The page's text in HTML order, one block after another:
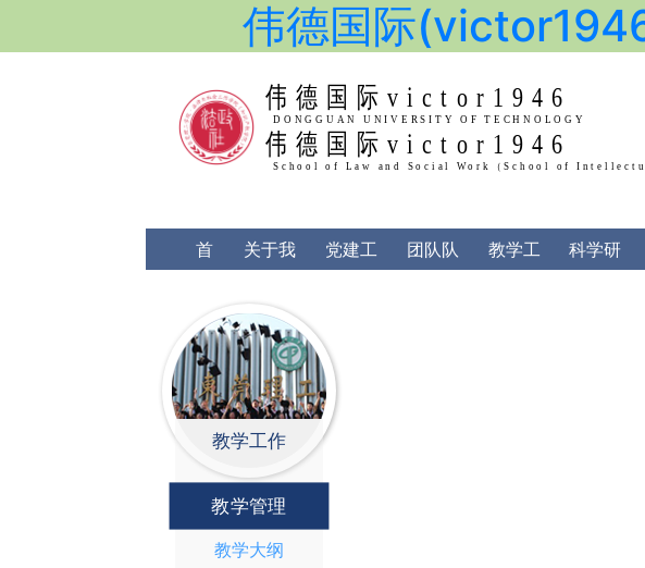
伟德国际
伟德国际victor1946
DONGGUAN
伟德国际victor1946
School of Law and
首
关于我
党建工
团队队
教学工
科学研
教学工作
教学管理
教学大纲